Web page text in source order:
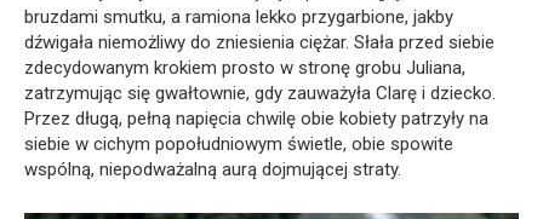
bruzdami smutku, a ramiona lekko przygarbione, jakby
dźwigała niemożliwy do zniesienia ciężar. Słała przed siebie
zdecydowanym krokiem prosto w stronę grobu Juliana,
zatrzymując się gwałtownie, gdy zauważyła Clarę i dziecko.
Przez długą, pełną napięcia chwilę obie kobiety patrzyły na
siebie w cichym popołudniowym świetle, obie spowite
wspólną, niepodważalną aurą dojmującej straty.